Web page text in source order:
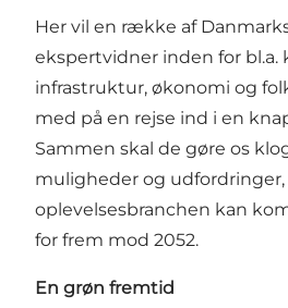
Her vil en række af
ekspertvidner inden for bl.a.
infrastruktur, økonomi og
med på en rejse ind i en
Sammen skal de gøre os
muligheder og
oplevelsesbranchen kan
for frem mod 2052.
En grøn fremtid